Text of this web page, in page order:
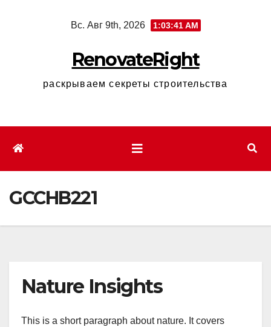
Вс. Авг 9th, 2026 1:03:42 AM
RenovateRight
раскрываем секреты строительства
GCCHB221
Nature Insights
This is a short paragraph about nature. It covers